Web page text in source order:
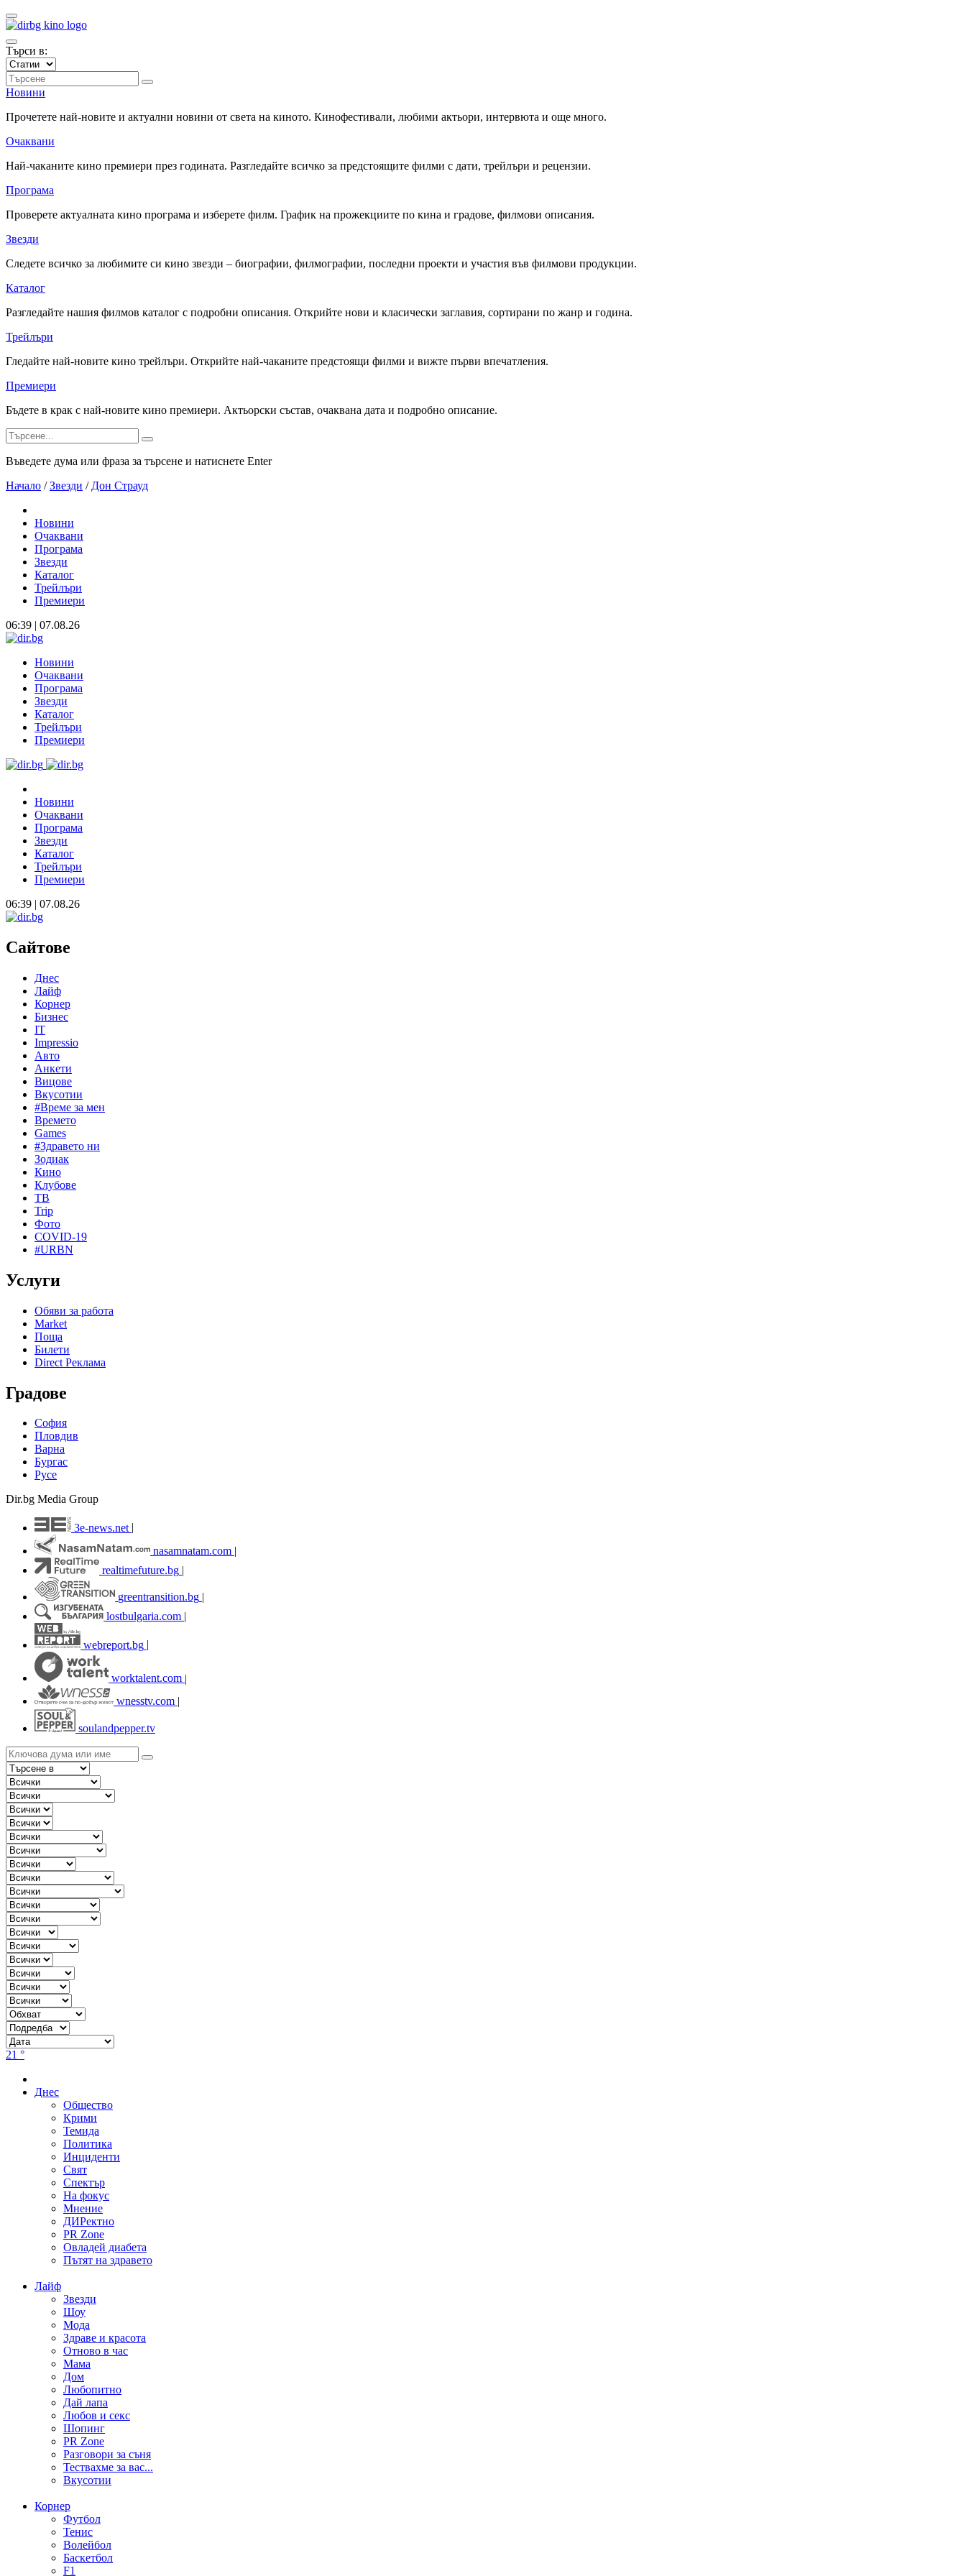
Търси в:
Новини
Прочетете най-новите и актуални новини от света на киното. Кинофестивали, любими актьори, интервюта и още много.
Очаквани
Най-чаканите кино премиери през годината. Разгледайте всичко за предстоящите филми с дати, трейлъри и рецензии.
Програма
Проверете актуалната кино програма и изберете филм. График на прожекциите по кина и градове, филмови описания.
Звезди
Следете всичко за любимите си кино звезди – биографии, филмографии, последни проекти и участия във филмови продукции.
Каталог
Разгледайте нашия филмов каталог с подробни описания. Открийте нови и класически заглавия, сортирани по жанр и година.
Трейлъри
Гледайте най-новите кино трейлъри. Открийте най-чаканите предстоящи филми и вижте първи впечатления.
Премиери
Бъдете в крак с най-новите кино премиери. Актьорски състав, очаквана дата и подробно описание.
Въведете дума или фраза за търсене и натиснете Enter
Начало / Звезди / Дон Страуд
Новини
Очаквани
Програма
Звезди
Каталог
Трейлъри
Премиери
06:39 | 07.08.26
Новини
Очаквани
Програма
Звезди
Каталог
Трейлъри
Премиери
Новини
Очаквани
Програма
Звезди
Каталог
Трейлъри
Премиери
06:39 | 07.08.26
Сайтове
Днес
Лайф
Корнер
Бизнес
IT
Impressio
Авто
Анкети
Вицове
Вкусотии
#Време за мен
Времето
Games
#Здравето ни
Зодиак
Кино
Клубове
ТВ
Trip
Фото
COVID-19
#URBN
Услуги
Обяви за работа
Market
Поща
Билети
Direct Реклама
Градове
София
Пловдив
Варна
Бургас
Русе
Dir.bg Media Group
3e-news.net
nasamnatam.com |
realtimefuture.bg |
greentransition.bg |
lostbulgaria.com |
webreport.bg
worktalent.com |
wnesstv.com |
soulandpepper.tv
21 °
Днес
Общество
Крими
Темида
Политика
Инциденти
Свят
Спектър
На фокус
Мнение
ДИРектно
PR Zone
Овладей диабета
Пътят на здравето
Лайф
Звезди
Шоу
Мода
Здраве и красота
Отново в час
Мама
Дом
Любопитно
Дай лапа
Любов и секс
Шопинг
PR Zone
Разговори за съня
Тествахме за вас...
Вкусотии
Корнер
Футбол
Тенис
Волейбол
Баскетбол
F1